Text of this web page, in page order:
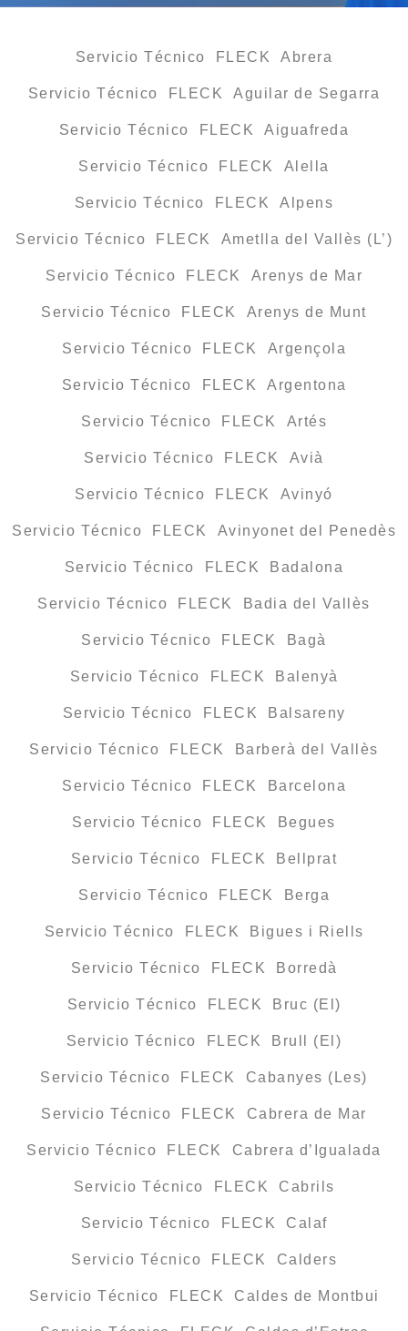
Servicio Técnico FLECK Abrera
Servicio Técnico FLECK Aguilar de Segarra
Servicio Técnico FLECK Aiguafreda
Servicio Técnico FLECK Alella
Servicio Técnico FLECK Alpens
Servicio Técnico FLECK Ametlla del Vallès (L’)
Servicio Técnico FLECK Arenys de Mar
Servicio Técnico FLECK Arenys de Munt
Servicio Técnico FLECK Argençola
Servicio Técnico FLECK Argentona
Servicio Técnico FLECK Artés
Servicio Técnico FLECK Avià
Servicio Técnico FLECK Avinyó
Servicio Técnico FLECK Avinyonet del Penedès
Servicio Técnico FLECK Badalona
Servicio Técnico FLECK Badia del Vallès
Servicio Técnico FLECK Bagà
Servicio Técnico FLECK Balenyà
Servicio Técnico FLECK Balsareny
Servicio Técnico FLECK Barberà del Vallès
Servicio Técnico FLECK Barcelona
Servicio Técnico FLECK Begues
Servicio Técnico FLECK Bellprat
Servicio Técnico FLECK Berga
Servicio Técnico FLECK Bigues i Riells
Servicio Técnico FLECK Borredà
Servicio Técnico FLECK Bruc (El)
Servicio Técnico FLECK Brull (El)
Servicio Técnico FLECK Cabanyes (Les)
Servicio Técnico FLECK Cabrera de Mar
Servicio Técnico FLECK Cabrera d’Igualada
Servicio Técnico FLECK Cabrils
Servicio Técnico FLECK Calaf
Servicio Técnico FLECK Calders
Servicio Técnico FLECK Caldes de Montbui